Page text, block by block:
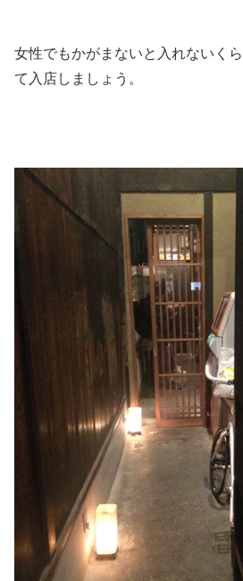
女性でもかがまないと入れないく
て入店しましょう。